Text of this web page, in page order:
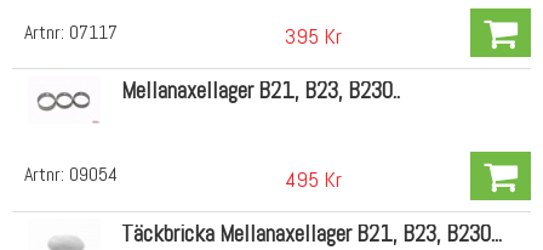
Artnr: 07117 395 Kr
Artnr: 09054
Mellanaxellager B21, B23, B230..
495 Kr
Täckbricka Mellanaxellager B21, B23, B230...